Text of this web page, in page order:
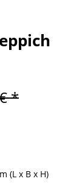
*
(L x B x H)